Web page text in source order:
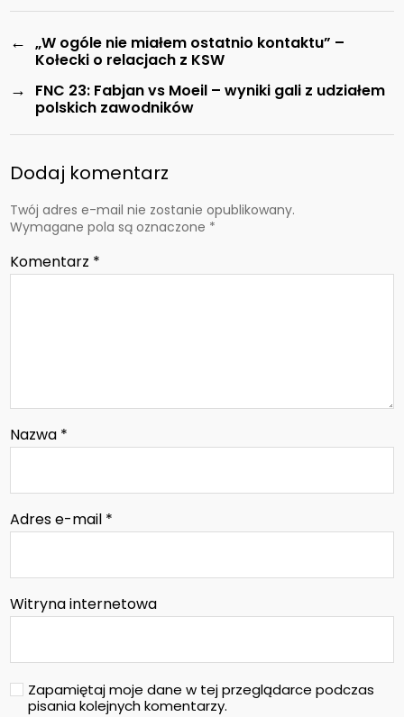
← „W ogóle nie miałem ostatnio kontaktu” –
Kołecki o relacjach z KSW
→
FNC 23: Fabjan vs Moeil – wyniki gali z udziałem
polskich zawodników
Dodaj komentarz
Twój adres e-mail nie zostanie opublikowany.
Wymagane pola są oznaczone *
Komentarz *
Nazwa *
Adres e-mail *
Witryna internetowa
Zapamiętaj moje dane w tej przeglądarce podczas
pisania kolejnych komentarzy.